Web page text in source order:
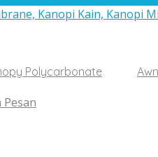
Polycarbonate
Pesan